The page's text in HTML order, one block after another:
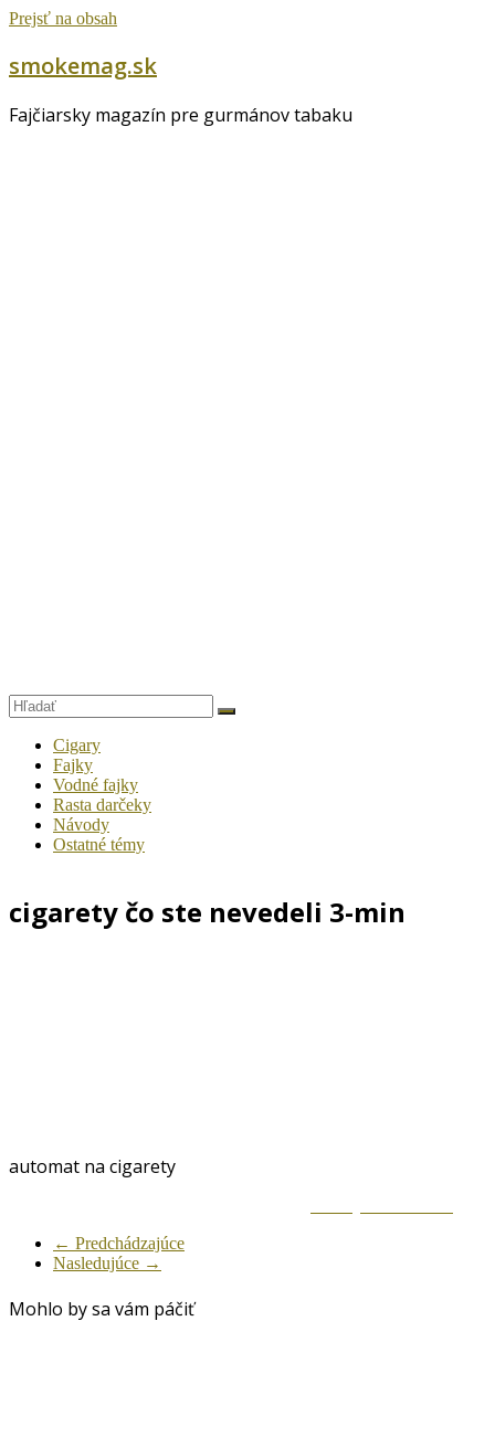
Prejsť na obsah
smokemag.sk
Fajčiarsky magazín pre gurmánov tabaku
Cigary
Fajky
Vodné fajky
Rasta darčeky
Návody
Ostatné témy
cigarety čo ste nevedeli 3-min
automat na cigarety
← Predchádzajúce
Nasledujúce →
Mohlo by sa vám páčiť